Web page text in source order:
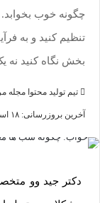
چگونه خوب
تنظیم کنید و به
بخش نگاه کنید نه
تیم تولید محتوا مجله
آخرین بروزرسانی: ۱۸ اسفند, ۱۴۰۳
دکتر جید وو